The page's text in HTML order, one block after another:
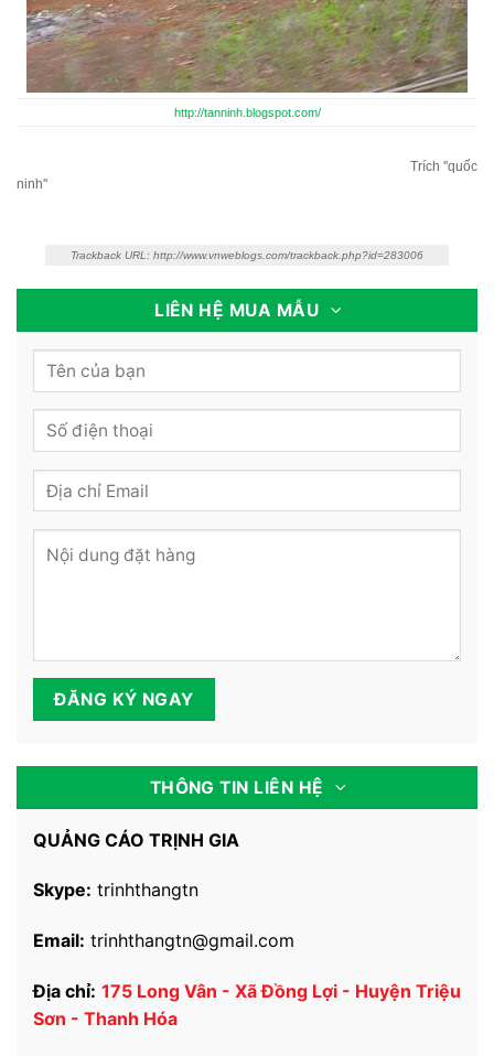
http://tanninh.blogspot.com/
Trích ''quốc
ninh''
Trackback URL: http://www.vnweblogs.com/trackback.php?id=283006
LIÊN HỆ MUA MẪU
THÔNG TIN LIÊN HỆ
QUẢNG CÁO TRỊNH GIA
Skype: trinhthangtn
Email: trinhthangtn@gmail.com
Địa chỉ: 175 Long Vân - Xã Đồng Lợi - Huyện Triệu
Sơn - Thanh Hóa